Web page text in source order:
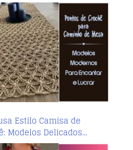
Estilo Camisa de
Modelos Delicados…